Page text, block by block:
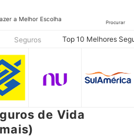
a Melhor Escolha
Procurar
Seguros Top 10 Melhores
de Vida